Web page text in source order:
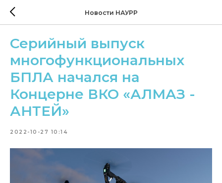
Новости НАУРР
Серийный выпуск
многофункциональных
БПЛА начался на
Концерне ВКО «АЛМАЗ -
АНТЕЙ»
2022-10-27 10:14